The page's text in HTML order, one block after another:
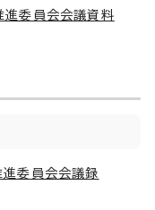
委員会会議資料
委員会会議録